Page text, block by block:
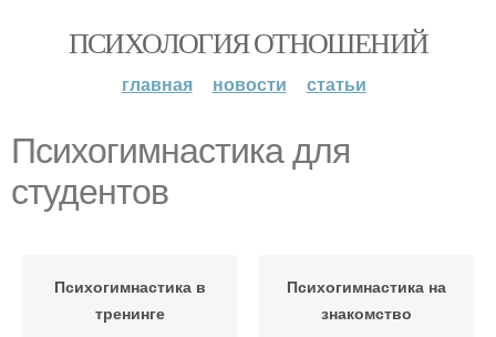
ПСИХОЛОГИЯ ОТНОШЕНИЙ
главная новости статьи
Психогимнастика для
студентов
Психогимнастика в
тренинге
Психогимнастика на
знакомство